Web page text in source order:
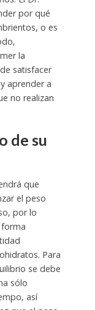
por qué
o es
la
satisfacer
aprender a
no realizan
de su
que
el peso
por lo
Para
se debe
sólo
así